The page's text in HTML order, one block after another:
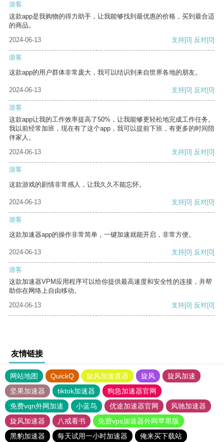
游客
这款app是我购物的得力助手，让我能够找到最优惠的价格，买到最合适
的商品。
2024-06-13
支持[0] 反对[0]
游客
这款app的用户群体非常庞大，我可以结识到来自世界各地的朋友。
2024-06-13 支持[0] 反对[0]
游客
这款app让我的工作效率提高了50%，让我能够更轻松地完成工作任务。
我以前经常加班，现在有了这个app，我可以提前下班，有更多的时间陪
伴家人。
2024-06-13
支持[0] 反对[0]
游客
这款游戏的剧情非常感人，让我久久不能忘怀。
2024-06-13 支持[0] 反对[0]
游客
这款加速器app的操作非常简单，一键加速就能开启，非常方便。
2024-06-13 支持[0] 反对[0]
游客
这款加速器VPM应用程序可以给你提供最高速度和安全性的连接，并帮
助你在网络上自由移动。
2024-06-13
支持[0] 反对[0]
友情链接
网站地图 QuickQ 旋风加速度器 旋风
旋风加速
坚果加速器
tiktok加速器
狗急加速器官网
免费vqn外网加速
小蓝鸟 优途加速器官网
风驰加速器
旋风加速器
八戒看书
免费vps加速器外网苹果版
黑豹加速器
每天试用一小时加速器 俺来买下载站